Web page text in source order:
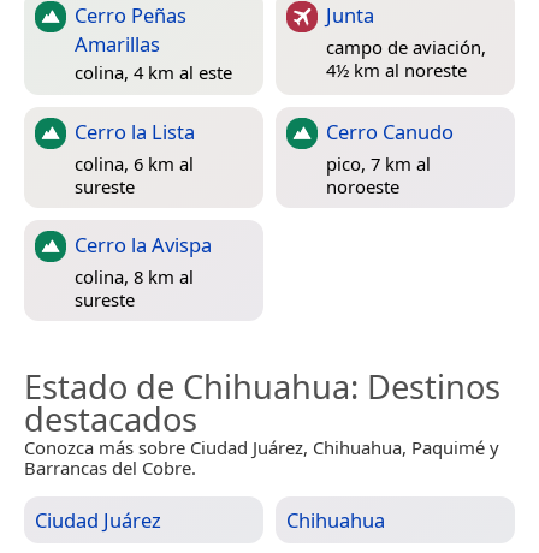
Cerro Peñas
Amarillas
colina, 4 km al este
Junta
campo de aviación,
4½ km al noreste
Cerro la Lista
colina, 6 km al
sureste
Cerro Canudo
pico, 7 km al
noroeste
Cerro la Avispa
colina, 8 km al
sureste
Estado de Chihuahua: Destinos
destacados
Conozca más sobre Ciudad Juárez, Chihuahua, Paquimé y
Barrancas del Cobre.
Ciudad Juárez Chihuahua